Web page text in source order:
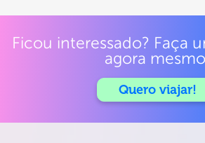
Ficou interessado? Faça
agora
Quero viajar!